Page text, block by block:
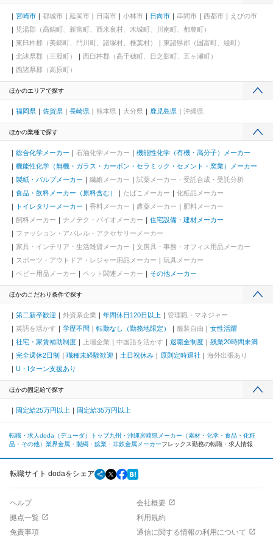
宮崎市 都城市 延岡市 日南市 小林市 日向市 串間市 西都市
えびの市
児湯郡（高鍋町、新富町、西米良村、木城町、川南町、都農町）
東臼杵郡（美郷町、門川町、諸塚村、椎葉村）
東諸県郡（国富町、綾町）
北諸県郡（三股町）
西臼杵郡（高千穂町、日之影町、五ヶ瀬町）
西諸県郡（高原町）
ほかのエリアで探す
福岡県 佐賀県 長崎県 熊本県 大分県 鹿児島県 沖縄県
ほかの業種で探す
総合化学メーカー 石油化学メーカー
機能性化学（有機・高分子）メーカー
機能性化学（無機・ガラス・カーボン・セラミック・セメント・窯業）メーカー
製紙・パルプメーカー
繊維メーカー
試薬メーカー・受託合成・受託分析
食品・飲料メーカー（原料含む）
たばこメーカー
化粧品メーカー
トイレタリーメーカー
香料メーカー 農薬メーカー
肥料メーカー
飼料メーカー
ナノテク・バイオメーカー
住宅設備・建材メーカー
ファッション・アパレル・アクセサリーメーカー
家具・インテリア・生活雑貨メーカー
文房具・事務・オフィス用品メーカー
スポーツ・アウトドア・レジャー用品メーカー
玩具メーカー
ベビー用品メーカー
ペット関連メーカー その他メーカー
ほかのこだわり条件で探す
第二新卒歓迎 外資系企業 年間休日120日以上
管理職・マネジャー
英語を活かす
学歴不問 転勤なし（勤務地限定） 服装自由
女性活躍
社宅・家賃補助制度
上場企業 中国語を活かす 退職金制度
残業20時間未満
完全週休2日制
職種未経験歓迎 土日祝休み 原則定時退社
海外出張あり
U・Iターン支援あり
ほかの固定給で探す
固定給25万円以上 固定給35万円以上
転職・求人doda（デューダ）トップ九州・沖縄宮崎県 メーカー（素材・化学・食品・化粧
品・その他）業界金属・製綱・鉱業・非鉄金属メーカーフレックス勤務の転職・求人情報
転職サイト dodaをシェア
ヘルプ
会社概要
拠点一覧
利用規約
免責事項
通信に関する情報の利用について